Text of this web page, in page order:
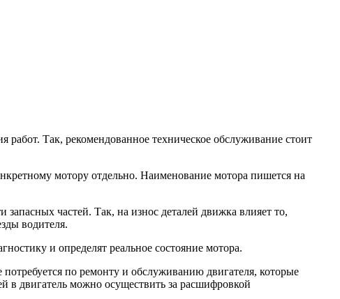
работ. Так, рекомендованное техническое обслуживание стоит
мотору отдельно. Наименование мотора пишется на
частей. Так, на износ деталей движка влияет то,
водителя.
и определят реальное состояние мотора.
по ремонту и обслуживанию двигателя, которые
в двигатель можно осуществить за расшифровкой